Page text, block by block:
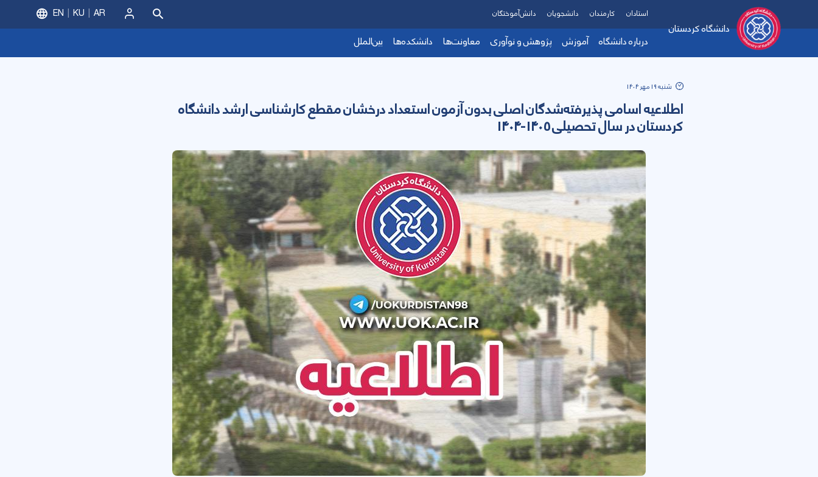
دانشگاه کردستان
درباره دانشگاه آموزش پژوهش و نوآوری معاونت‌ها دانشکده‌ها بین‌الملل
استادان کارمندان دانشجویان دانش‌آموختگان
ورود
EN KU AR
شنبه 19 مهر 1404
اطلاعیه اسامی پذیرفته‌شدگان اصلی بدون آزمون استعداد درخشان مقطع کارشناسی ارشد دانشگاه
کردستان در سال تحصیلی 1405-1404